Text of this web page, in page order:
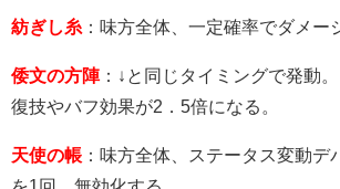
紡ぎし糸 ：味方全体、一定確率でダメー
倭文の方陣 ：↓と同じタイミングで発動
復技やバフ効果が2．5倍になる。
天使の帳 ：味方全体、ステータス変動デ